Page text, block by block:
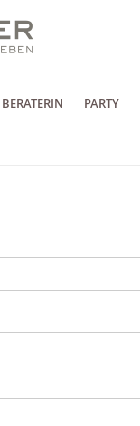
BERATERIN PARTY